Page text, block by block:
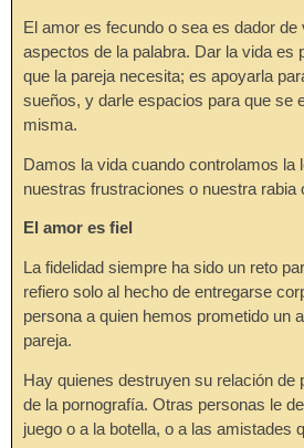
El amor es fecundo o sea es dador de
aspectos de la palabra. Dar la vida es
que la pareja necesita; es apoyarla
sueños, y darle espacios para que se
misma.
Damos la vida cuando controlamos la
nuestras frustraciones o nuestra rabia
El amor es fiel
La fidelidad siempre ha sido un reto
refiero solo al hecho de entregarse
persona a quien hemos prometido un
pareja.
Hay quienes destruyen su relación de
de la pornografía. Otras personas le
juego o a la botella, o a las amistades